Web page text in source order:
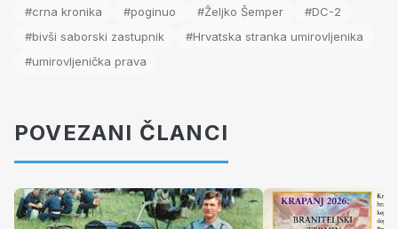
#crna kronika
#poginuo #Željko Šemper
#DC-2
#bivši saborski zastupnik
#Hrvatska stranka umirovljenika
#umirovljenička prava
POVEZANI ČLANCI